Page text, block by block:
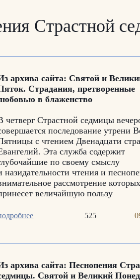
Страстной
архива сайта: Святой и
Страдания, претворенные
в блаженство
четверг Страстной седмицы
последование утрени
с чтением Двенадцати
Эта служба содержит
по своему смыслу
назидательности чтения и
рассмотрение которых
величайшую пользу
525
архива сайта: Песнопения
Святой и Великий